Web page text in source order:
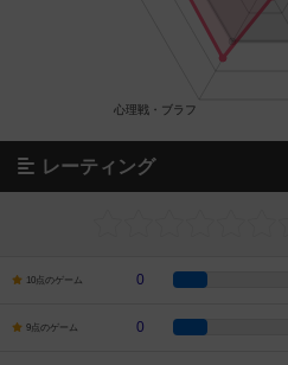
レーティング
10点のゲーム 0
9点のゲーム 0